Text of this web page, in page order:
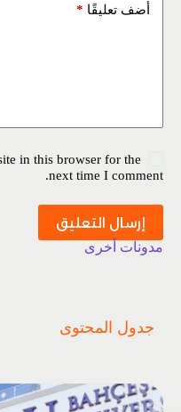
جدول المحتوى
أضف تعليقًا *
in this browser for the
next time I comment.
إرسال التعليق
مدونات أخرى